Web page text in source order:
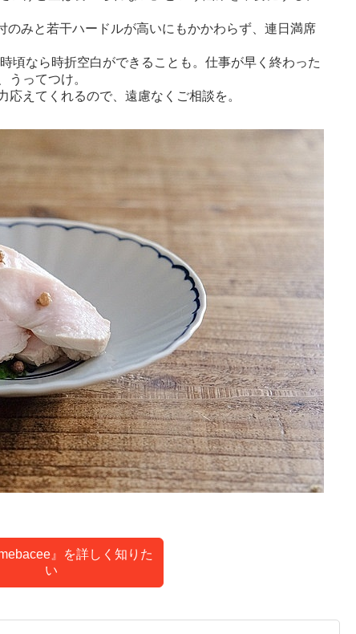
のみと若干ハードルが高いにもかかわらず、連日満席
頃なら時折空白ができることも。仕事が早く終わった
うってつけ。
えてくれるので、遠慮なくご相談を。
』を詳しく知りた
い